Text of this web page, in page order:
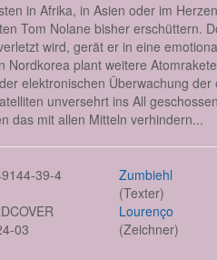
in Afrika, in Asien oder im
Tom Nolane bisher erschüttern.
wird, gerät er in eine
Nordkorea plant weitere
elektronischen Überwachung
unversehrt ins All
das mit allen Mitteln verhindern...
39-4
03
Zumbiehl
(Texter)
Lourenço
(Zeichner)